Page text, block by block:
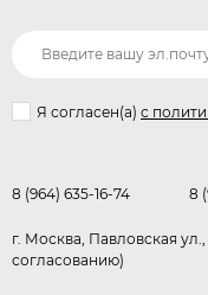
Я согласен(a) с
8 (964) 635-16-74 8
г. Москва, Павловская
согласованию)